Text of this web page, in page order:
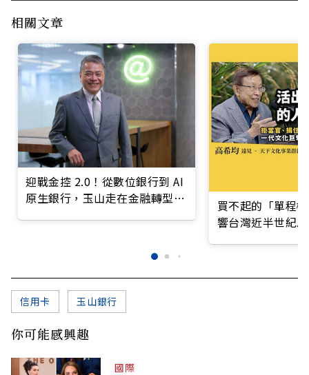
相關文章
迎戰金控 2.0！從數位銀行到 AI
原生銀行，玉山走在金融轉型最
買不起的「單程
響台灣近半世紀
信用卡 玉山銀行
你可能感興趣
國際